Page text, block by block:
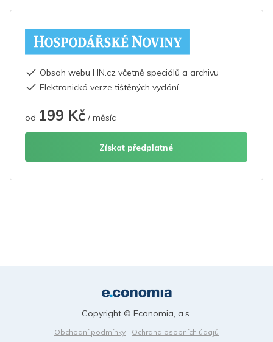
Obsah webu HN.cz včetně speciálů a archivu
Elektronická verze tištěných vydání
od 199 Kč / měsíc
Získat předplatné
Obchodní podmínky
Ochrana osobních údajů
Copyright © Economia, a.s.